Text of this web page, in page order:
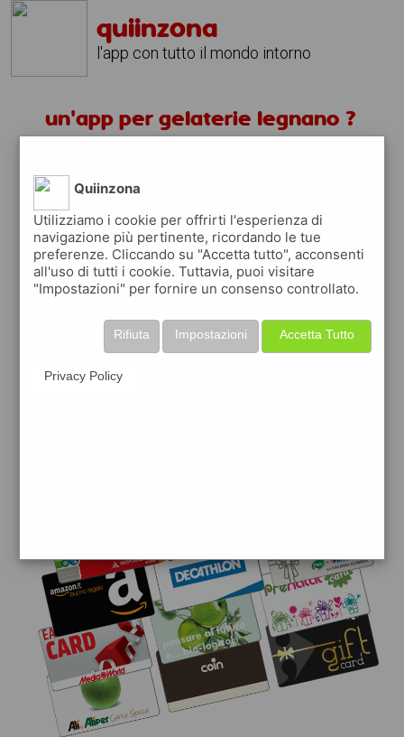
quiinzona
l'app con tutto il mondo intorno
un'app per gelaterie legnano ?
quiinzona è una app
gratuita
che ti aiuta se cerchi 'un'app per gelaterie
legnano ? ' e che ti premia ogni volta che la
usi
raccogli punti da convertire inbuoni sconto
o gift card
per fare la spesa, fare
Quiinzona
Utilizziamo i cookie per offrirti l'esperienza di
navigazione più pertinente, ricordando le tue
preferenze. Cliccando su "Accetta tutto", acconsenti
all'uso di tutti i cookie. Tuttavia, puoi visitare
"Impostazioni" per fornire un consenso controllato.
Accetta Tutto
Impostazioni
Rifiuta
Privacy Policy